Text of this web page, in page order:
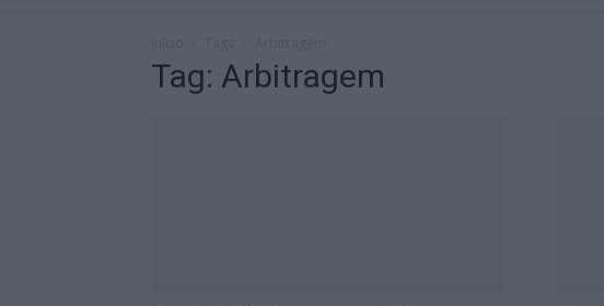
Tag: Arbitragem